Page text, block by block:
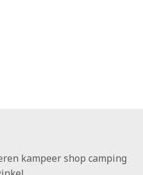
kampeer shop camping